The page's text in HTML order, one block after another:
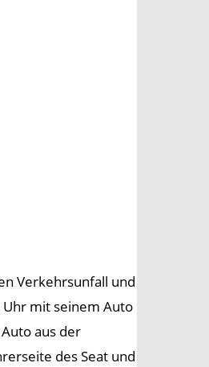
Verkehrsunfall und
mit seinem Auto
aus der
des Seat und